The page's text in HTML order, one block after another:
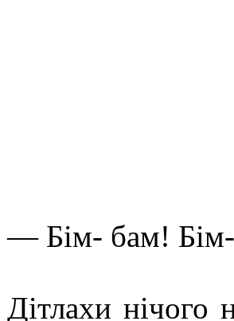
— Бім- бам!
Дітлахи нічого